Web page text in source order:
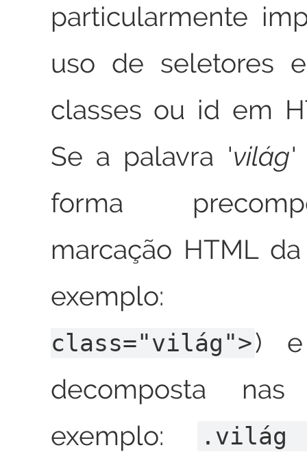
particularmente
uso de seletores
classes ou id em
Se a palavra
világ
forma
marcação HTML
class="világ">) e
decomposta
exemplo: